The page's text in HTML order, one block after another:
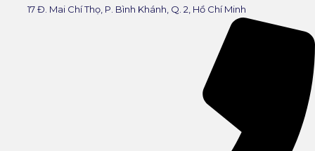
17 Đ. Mai Chí Thọ, P. Bình Khánh, Q. 2, Hồ Chí Minh